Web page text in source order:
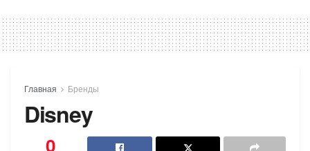
Главная Бренды
Disney
0